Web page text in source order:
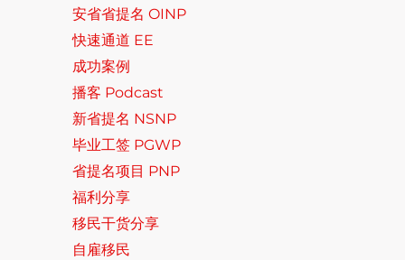
安省省提名 OINP
快速通道 EE
成功案例
播客 Podcast
新省提名 NSNP
毕业工签 PGWP
省提名项目 PNP
福利分享
移民干货分享
自雇移民